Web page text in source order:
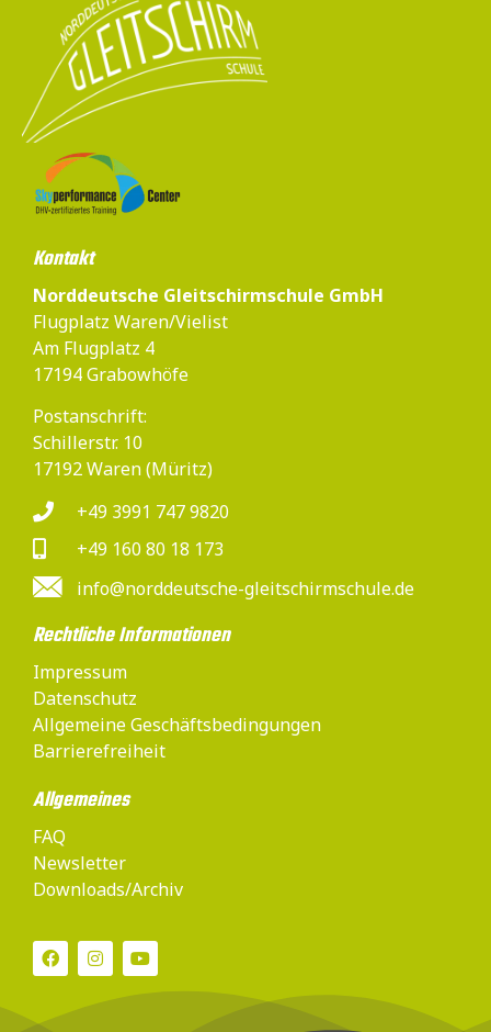
Kontakt
Norddeutsche Gleitschirmschule GmbH
Flugplatz Waren/Vielist
Am Flugplatz 4
17194 Grabowhöfe
Postanschrift:
Schillerstr. 10
17192 Waren (Müritz)
+49 3991 747 9820
+49 160 80 18 173
info@norddeutsche-gleitschirmschule.de
Rechtliche Informationen
Impressum
Datenschutz
Allgemeine Geschäftsbedingungen
Barrierefreiheit
Allgemeines
FAQ
Newsletter
Downloads/Archiv